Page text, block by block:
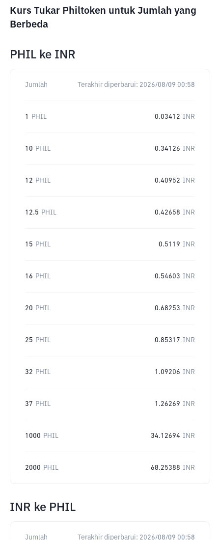
Kurs Tukar Philtoken untuk Jumlah yang
Berbeda
PHIL ke INR
Jumlah Terakhir diperbarui: 2026/08/09 00:58
1 PHIL 0.03412 INR
10 PHIL 0.34126 INR
12 PHIL 0.40952 INR
12.5 PHIL 0.42658 INR
15 PHIL 0.5119 INR
16 PHIL 0.54603 INR
20 PHIL 0.68253 INR
25 PHIL 0.85317 INR
32 PHIL 1.09206 INR
37 PHIL 1.26269 INR
1000 PHIL 34.12694 INR
2000 PHIL 68.25388 INR
INR ke PHIL
Jumlah Terakhir diperbarui: 2026/08/09 00:58